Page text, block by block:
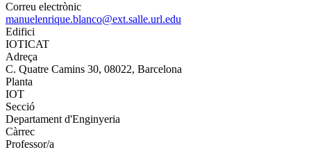
Correu electrònic
manuelenrique.blanco@ext.salle.url.edu
Edifici
IOTICAT
Adreça
C. Quatre Camins 30, 08022, Barcelona
Planta
IOT
Secció
Departament d'Enginyeria
Càrrec
Professor/a